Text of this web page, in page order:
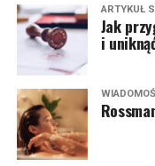
ARTYKUŁ
Jak
i